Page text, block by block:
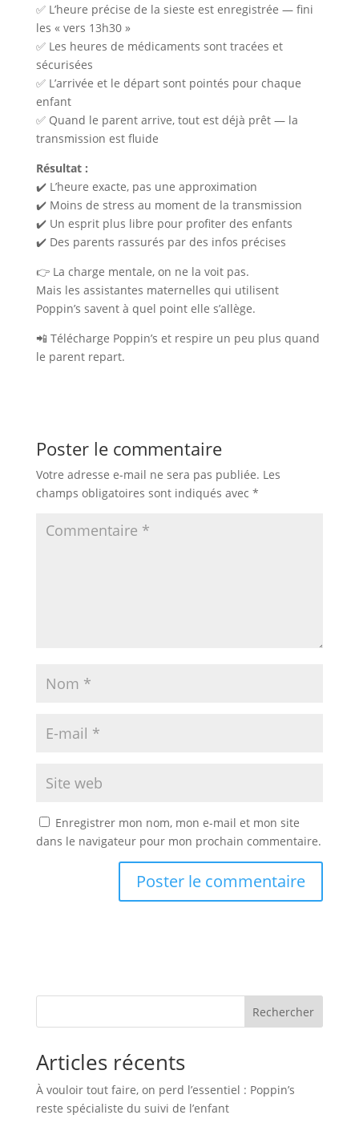
✅ L’heure précise de la sieste est enregistrée — fini
les « vers 13h30 »
✅ Les heures de médicaments sont tracées et
sécurisées
✅ L’arrivée et le départ sont pointés pour chaque
enfant
✅ Quand le parent arrive, tout est déjà prêt — la
transmission est fluide
Résultat :
✔️ L’heure exacte, pas une approximation
✔️ Moins de stress au moment de la transmission
✔️ Un esprit plus libre pour profiter des enfants
✔️ Des parents rassurés par des infos précises
👉 La charge mentale, on ne la voit pas.
Mais les assistantes maternelles qui utilisent
Poppin’s savent à quel point elle s’allège.
📲 Télécharge Poppin’s et respire un peu plus quand
le parent repart.
Poster le commentaire
Votre adresse e-mail ne sera pas publiée. Les
champs obligatoires sont indiqués avec *
Enregistrer mon nom, mon e-mail et mon site
dans le navigateur pour mon prochain commentaire.
Rechercher
Articles récents
À vouloir tout faire, on perd l’essentiel : Poppin’s
reste spécialiste du suivi de l’enfant